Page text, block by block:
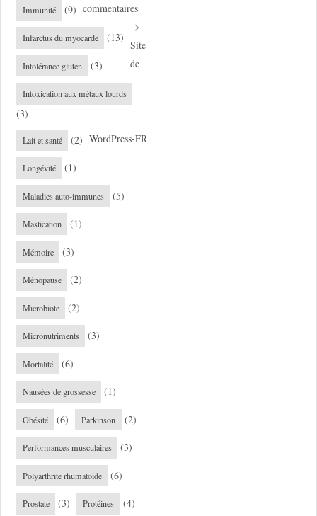
Immunité (9)
Infarctus du myocarde (13)
Intolérance gluten (3)
Intoxication aux métaux lourds
(3)
Lait et santé (2)
Longévité (1)
Maladies auto-immunes (5)
Mastication (1)
Mémoire (3)
Ménopause (2)
Microbiote (2)
Micronutriments (3)
Mortalité (6)
Nausées de grossesse (1)
Obésité (6) Parkinson (2)
Performances musculaires (3)
Polyarthrite rhumatoïde (6)
Prostate (3) Protéines (4)
commentaires
Site
de
WordPress-FR